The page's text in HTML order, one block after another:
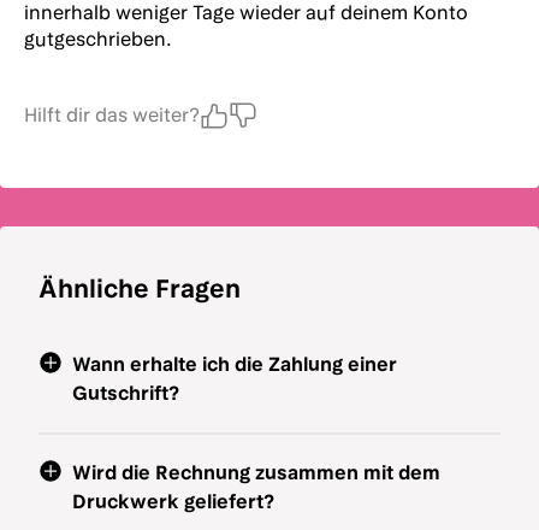
innerhalb weniger Tage wieder auf deinem Konto
gutgeschrieben.
Hilft dir das weiter?
Ähnliche Fragen
Wann erhalte ich die Zahlung einer
Gutschrift?
Wird die Rechnung zusammen mit dem
Druckwerk geliefert?